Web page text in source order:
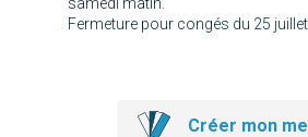
Fermeture pour congés du 25
Créer mon